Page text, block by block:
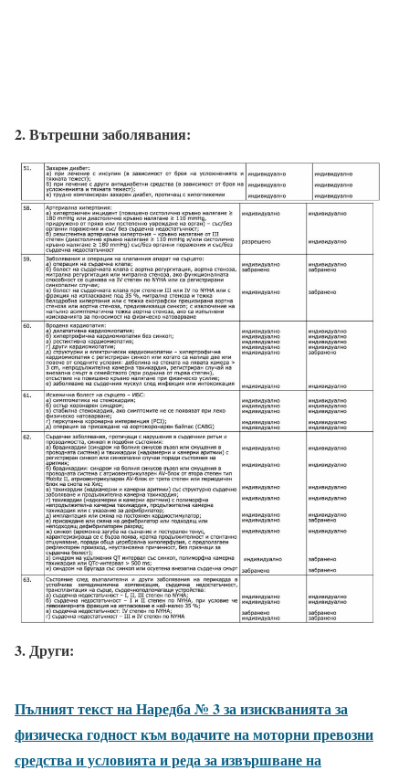
2. Вътрешни заболявания:
3. Други:
Пълният текст на Наредба № 3 за изискванията за
физическа годност към водачите на моторни превозни
средства и условията и реда за извършване на